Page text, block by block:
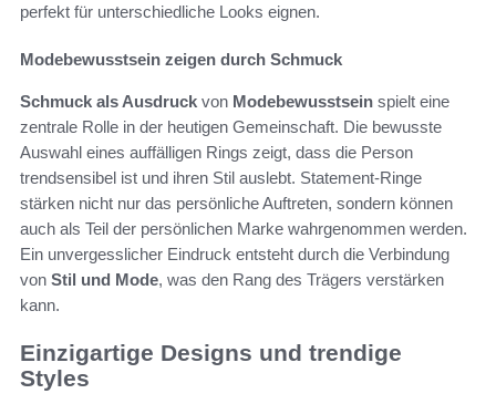
perfekt für unterschiedliche Looks eignen.
Modebewusstsein zeigen durch Schmuck
Schmuck als Ausdruck von Modebewusstsein spielt eine
zentrale Rolle in der heutigen Gemeinschaft. Die bewusste
Auswahl eines auffälligen Rings zeigt, dass die Person
trendsensibel ist und ihren Stil auslebt. Statement-Ringe
stärken nicht nur das persönliche Auftreten, sondern können
auch als Teil der persönlichen Marke wahrgenommen werden.
Ein unvergesslicher Eindruck entsteht durch die Verbindung
von Stil und Mode, was den Rang des Trägers verstärken
kann.
Einzigartige Designs und trendige
Styles